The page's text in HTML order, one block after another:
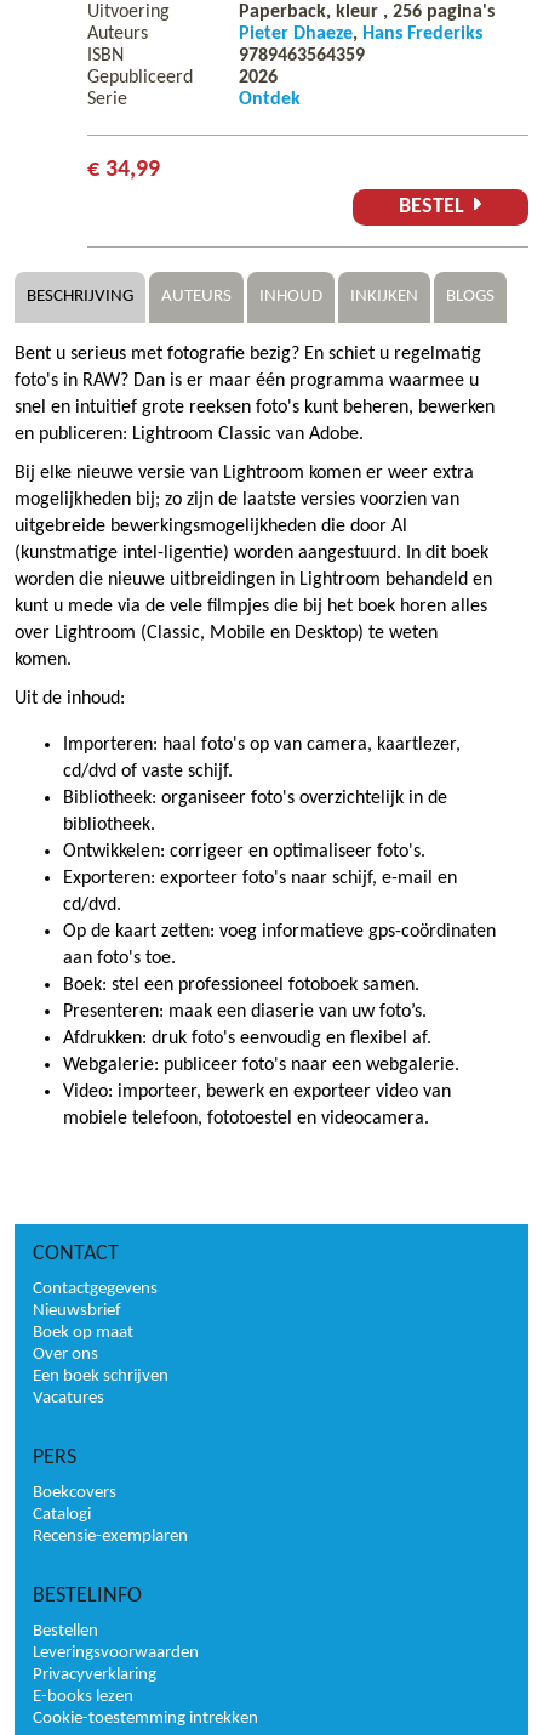
Uitvoering Paperback, kleur , 256 pagina's
Auteurs
Pieter Dhaeze
Hans Frederiks
ISBN
9789463564359
Gepubliceerd
2026
Serie
Ontdek
€ 34,99
BESTEL
BESCHRIJVING AUTEURS INHOUD INKIJKEN BLOGS
Bent u serieus met fotografie bezig? En schiet u regelmatig
foto's in RAW? Dan is er maar één programma waarmee u
snel en intuitief grote reeksen foto's kunt beheren, bewerken
en publiceren: Lightroom Classic van Adobe.
Bij elke nieuwe versie van Lightroom komen er weer extra
mogelijkheden bij; zo zijn de laatste versies voorzien van
uitgebreide bewerkingsmogelijkheden die door Al
(kunstmatige intel-ligentie) worden aangestuurd. In dit boek
worden die nieuwe uitbreidingen in Lightroom behandeld en
kunt u mede via de vele filmpjes die bij het boek horen alles
over Lightroom (Classic, Mobile en Desktop) te weten
komen.
Uit de inhoud:
Importeren: haal foto's op van camera, kaartlezer,
cd/dvd of vaste schijf.
Bibliotheek: organiseer foto's overzichtelijk in de
bibliotheek.
Ontwikkelen: corrigeer en optimaliseer foto's.
Exporteren: exporteer foto's naar schijf, e-mail en
cd/dvd.
Op de kaart zetten: voeg informatieve gps-coördinaten
aan foto's toe.
Boek: stel een professioneel fotoboek samen.
Presenteren: maak een diaserie van uw foto’s.
Afdrukken: druk foto's eenvoudig en flexibel af.
Webgalerie: publiceer foto's naar een webgalerie.
Video: importeer, bewerk en exporteer video van
mobiele telefoon, fototoestel en videocamera.
CONTACT
Contactgegevens
Nieuwsbrief
Boek op maat
Over ons
Een boek schrijven
Vacatures
PERS
Boekcovers
Catalogi
Recensie-exemplaren
BESTELINFO
Bestellen
Leveringsvoorwaarden
Privacyverklaring
E-books lezen
Cookie-toestemming intrekken